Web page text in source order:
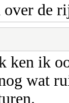
de
ken ik
wat